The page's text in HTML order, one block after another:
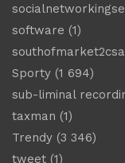
software (1)
Sporty (1 694)
sub-liminal
taxman (1)
Trendy (3 346)
tweet (1)